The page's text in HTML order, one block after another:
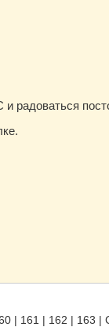
радоваться
| 161 | 162 | 163 |